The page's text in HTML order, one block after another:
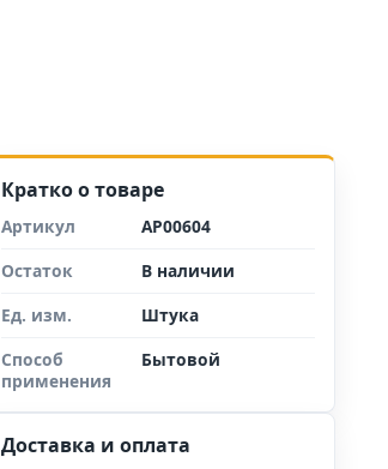
Кратко о товаре
Артикул
АР00604
Остаток
В наличии
Ед. изм.
Штука
Способ
применения
Бытовой
Доставка и оплата